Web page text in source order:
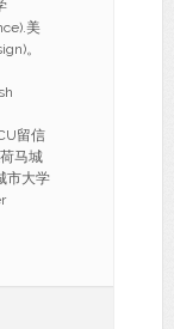
美
。
留信
马城
市大学